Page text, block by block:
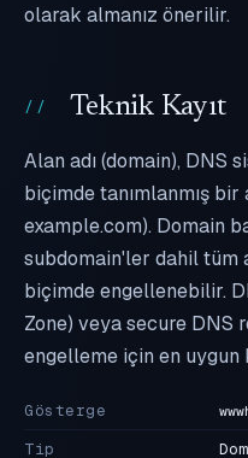
olarak almanız önerilir.
Teknik Kayıt
Alan adı (domain), DNS
biçimde tanımlanmış bir
example.com). Domain
subdomain'ler dahil tüm
biçimde engellenebilir.
Zone) veya secure DNS
engelleme için en uygun
Gösterge
Tip